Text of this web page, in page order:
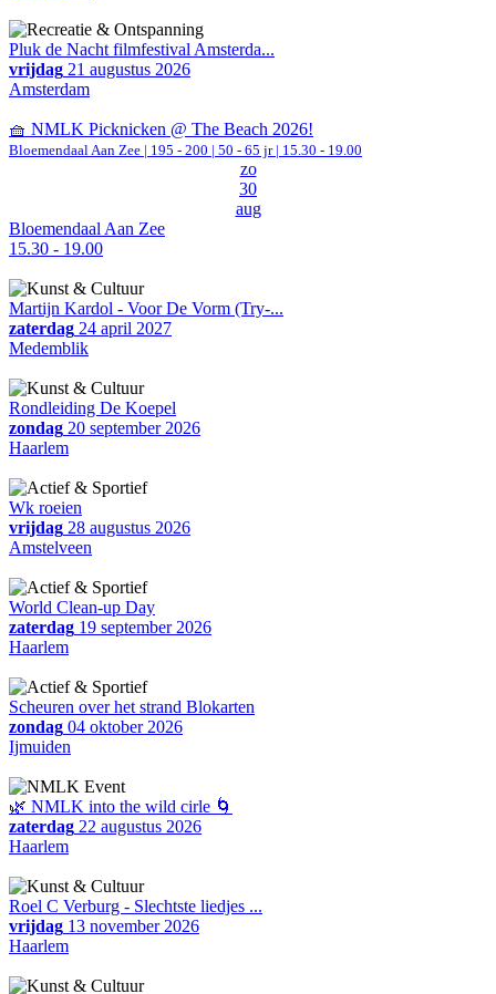
Pluk de Nacht filmfestival Amsterda...
vrijdag 21 augustus 2026
Amsterdam
🧺 NMLK Picknicken @ The Beach 2026!
Bloemendaal Aan Zee | 195 - 200 | 50 - 65 jr | 15.30 - 19.00
zo
30
aug
Bloemendaal Aan Zee
15.30 - 19.00
Martijn Kardol - Voor De Vorm (Try-...
zaterdag 24 april 2027
Medemblik
Rondleiding De Koepel
zondag 20 september 2026
Haarlem
Wk roeien
vrijdag 28 augustus 2026
Amstelveen
World Clean-up Day
zaterdag 19 september 2026
Haarlem
Scheuren over het strand Blokarten
zondag 04 oktober 2026
Ijmuiden
🌿 NMLK into the wild cirle 🌀
zaterdag 22 augustus 2026
Haarlem
Roel C Verburg - Slechtste liedjes ...
vrijdag 13 november 2026
Haarlem